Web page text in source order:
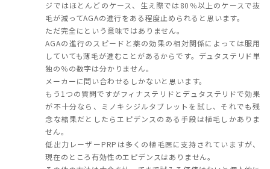
ジではほとんどのケース、生え際では80％以上のケースで抜
毛が減ってAGAの進行をある程度止められると思います。
ただ完全にという意味ではありません。
AGAの進行のスピードと薬の効果の相対関係によっては服用
していても薄毛が進むことがあるからです。デュタステリド単
独の％の数字は分かりません。
メーカーに問い合わせるしかないと思います。
もう1つの質問ですがフィナステリドとデュタステリドで効果
が不十分なら、ミノキシジルタブレットを試し、それでも残
念な結果だとしたらエピデンスのある手段は植毛しかありま
せん。
低出力レーザーPRPは多くの植毛医に支持されていますが、
現在のところ有効性のエピデンスはありません。